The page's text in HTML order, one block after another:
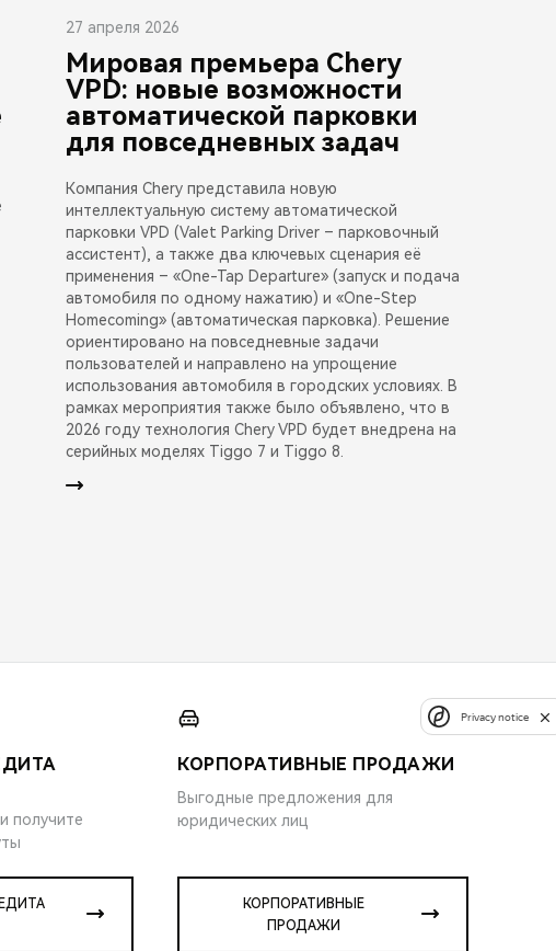
27 апреля 2026
Мировая премьера Chery
VPD: новые возможности
автоматической парковки
для повседневных задач
Компания Chery представила новую
интеллектуальную систему автоматической
парковки VPD (Valet Parking Driver – парковочный
ассистент), а также два ключевых сценария её
применения – «One-Tap Departure» (запуск и подача
автомобиля по одному нажатию) и «One-Step
Homecoming» (автоматическая парковка). Решение
ориентировано на повседневные задачи
пользователей и направлено на упрощение
использования автомобиля в городских условиях. В
рамках мероприятия также было объявлено, что в
2026 году технология Chery VPD будет внедрена на
серийных моделях Tiggo 7 и Tiggo 8.
получите
КОРПОРАТИВНЫЕ ПРОДАЖИ
Выгодные предложения для
юридических лиц
КОРПОРАТИВНЫЕ
ПРОДАЖИ
Privacy notice